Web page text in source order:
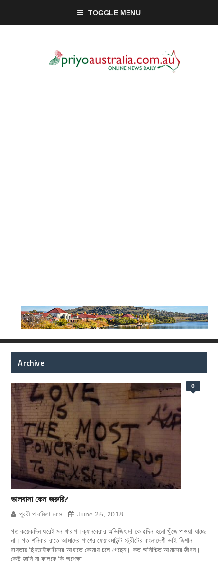
TOGGLE MENU
Archive
0
ভালবাসা কেন জরুরি?
পূরবী পারমিতা বোস June 25, 2018
গত কয়েকদিন ধরেই মন খারাপ।ক্যানবেরার অভিজিৎ দা কে ৫দিন হলো খুঁজে পাওয়া যাচ্ছে
না। গত শনিবার রাতে আমাদের পাশের ফেয়ারমাউন্ট স্ট্রীটের বাংলাদেশী ভাই জিশান
রাস্তায় ছিনতাইকারীদের আঘাতে কোমায় চলে গেছেন। কত অনিশ্চিত আমাদের জীবন।
কেউ জানি না কালকে কি অপেক্ষা